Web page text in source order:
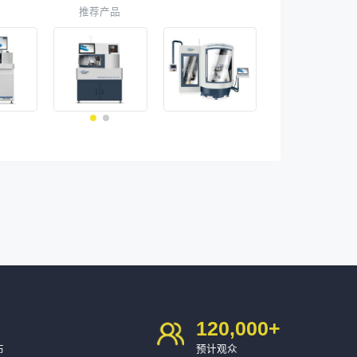
推荐产品
120,000+
预计观众